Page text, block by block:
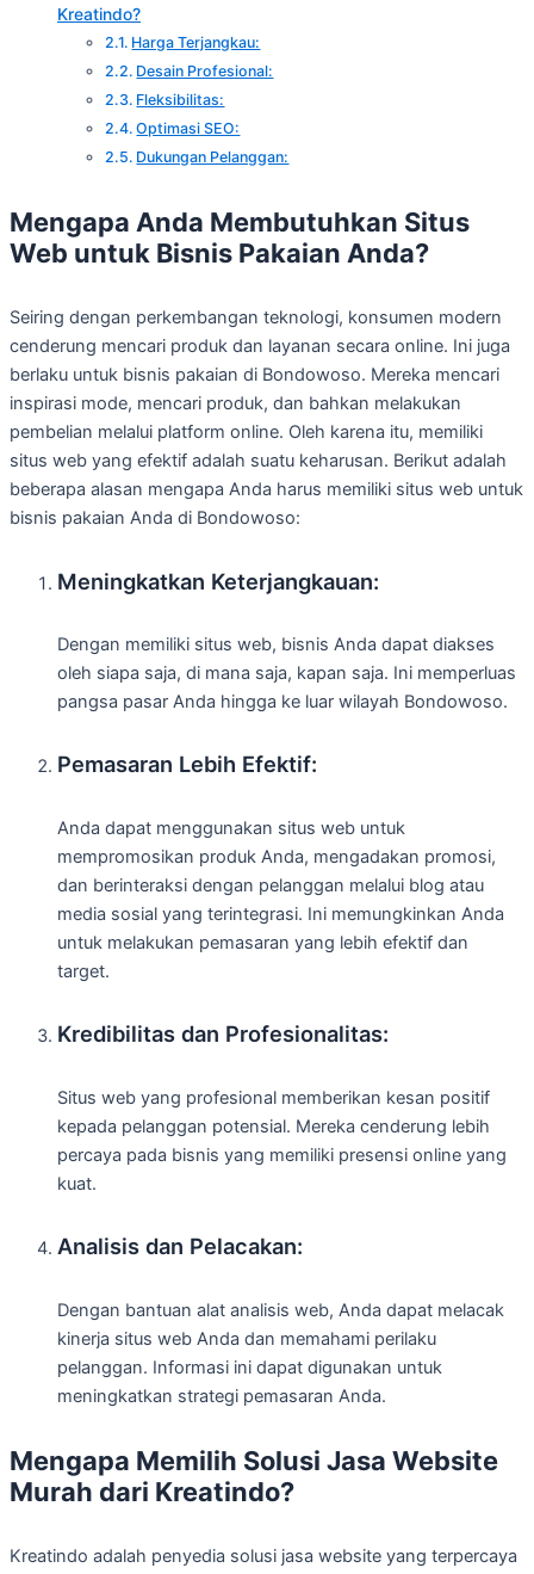
Kreatindo?
Harga Terjangkau:
Desain Profesional:
Fleksibilitas:
Optimasi SEO:
Dukungan Pelanggan:
Mengapa Anda Membutuhkan Situs
Web untuk Bisnis Pakaian Anda?
Seiring dengan perkembangan teknologi, konsumen modern
cenderung mencari produk dan layanan secara online. Ini juga
berlaku untuk bisnis pakaian di Bondowoso. Mereka mencari
inspirasi mode, mencari produk, dan bahkan melakukan
pembelian melalui platform online. Oleh karena itu, memiliki
situs web yang efektif adalah suatu keharusan. Berikut adalah
beberapa alasan mengapa Anda harus memiliki situs web untuk
bisnis pakaian Anda di Bondowoso:
Meningkatkan Keterjangkauan:
Dengan memiliki situs web, bisnis Anda dapat diakses
oleh siapa saja, di mana saja, kapan saja. Ini memperluas
pangsa pasar Anda hingga ke luar wilayah Bondowoso.
Pemasaran Lebih Efektif:
Anda dapat menggunakan situs web untuk
mempromosikan produk Anda, mengadakan promosi,
dan berinteraksi dengan pelanggan melalui blog atau
media sosial yang terintegrasi. Ini memungkinkan Anda
untuk melakukan pemasaran yang lebih efektif dan
target.
Kredibilitas dan Profesionalitas:
Situs web yang profesional memberikan kesan positif
kepada pelanggan potensial. Mereka cenderung lebih
percaya pada bisnis yang memiliki presensi online yang
kuat.
Analisis dan Pelacakan:
Dengan bantuan alat analisis web, Anda dapat melacak
kinerja situs web Anda dan memahami perilaku
pelanggan. Informasi ini dapat digunakan untuk
meningkatkan strategi pemasaran Anda.
Mengapa Memilih Solusi Jasa Website
Murah dari Kreatindo?
Kreatindo adalah penyedia solusi jasa website yang terpercaya